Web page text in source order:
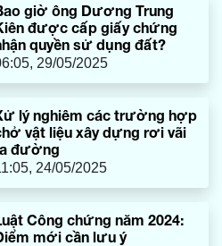
giờ ông Dương Trung
được cấp giấy chứng
quyền sử dụng đất?
29/05/2025
lý nghiêm các trường hợp
vật liệu xây dựng rơi vãi
đường
24/05/2025
Công chứng năm 2024:
mới cần lưu ý